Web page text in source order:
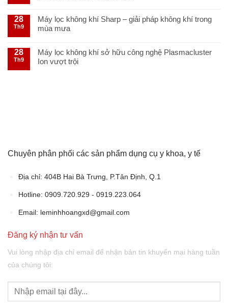
28
Th9
Máy lọc không khí Sharp – giải pháp không khí trong
mùa mưa
28
Th9
Máy lọc không khí sở hữu công nghệ Plasmacluster
Ion vượt trội
Chuyên phân phối các sản phẩm dụng cụ y khoa, y tế
Địa chỉ: 404B Hai Bà Trưng, P.Tân Định, Q.1
Hotline: 0909.720.929 - 0919.223.064
Email: leminhhoangxd@gmail.com
Đăng ký nhận tư vấn
Vui lòng nhập địa chỉ email để nhận bản tin khuyến mại hàng tuần
của chúng tôi: